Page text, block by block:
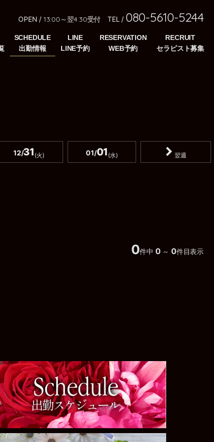
OPEN / 13:00～翌4:30受付 TEL / 080-5610-5244
SCHEDULE LINE RESERVATION RECRUIT
12/31 (火) 01/01 (水) 翌週
0件中 0～0件目表示